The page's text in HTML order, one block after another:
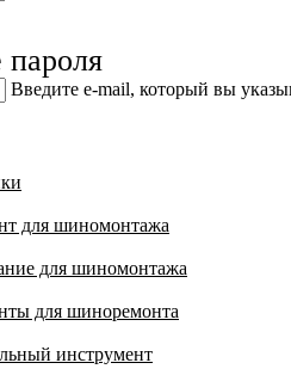
пароля
Введите е-mail, который вы
для шиномонтажа
для шиномонтажа
для шиноремонта
инструмент